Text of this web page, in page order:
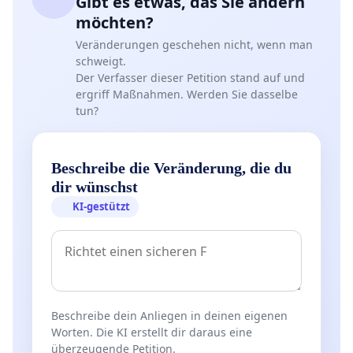
entscheiden kann, wird seiner wichtigsten
Freiheit beraubt.
Wenn es wirklich um die Gesundheit aller, der
Solidarität, der Entlastung der
Gesundheitssysteme geht und wenn man schon
in einem sogenannten "demokratischen
Europa" mit ZWANG das erreichen will, dann
muss man auch zu viel Essen, Fett, Tabak,
Alkohol, jegliche Art an Drogen, das private
Autofahren, gefähliche Sportarten wie Radsport,
Motorsport, Bergsteigen, Klettern, Paragliding,
paar Beispiele zu geben, genauso verbieten.
Denn auch hier sterben jedes Jahr
hunderttausende Menschen an Erkankungen (
möchten?
Veränderungen geschehen nicht, wenn man
schweigt.
Der Verfasser dieser Petition stand auf und
ergriff Maßnahmen. Werden Sie dasselbe
tun?
Beschreibe die Veränderung, die du
dir wünschst
KI-gestützt
Beschreibe dein Anliegen in deinen eigenen
Worten. Die KI erstellt dir daraus eine
überzeugende Petition.